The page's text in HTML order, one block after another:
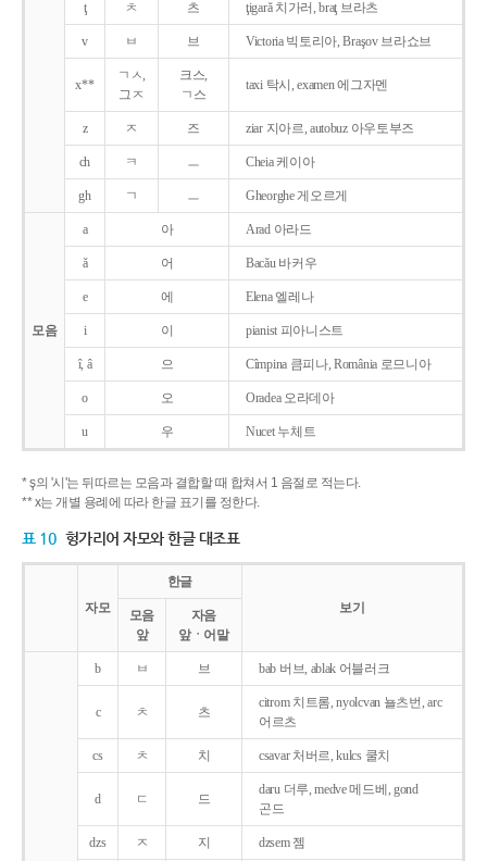
ţ ㅊ 츠 ţigarǎ 치가러, braţ 브라츠
v ㅂ 브 Victoria 빅토리아, Braşov 브라쇼브
x**
ㄱㅅ,
그ㅈ
크스,
ㄱ스
taxi 탁시, examen 에그자멘
z ㅈ 즈 ziar 지아르, autobuz 아우토부즈
ch ㅋ ㅡ Cheia 케이아
gh ㄱ ㅡ Gheorghe 게오르게
모음
a 아 Arad 아라드
ǎ 어 Bacǎu 바커우
e 에 Elena 엘레나
i 이 pianist 피아니스트
î, â 으 Cîmpina 큼피나, România 로므니아
o 오 Oradea 오라데아
u 우 Nucet 누체트
* ş의 '시'는 뒤따르는 모음과 결합할 때 합쳐서 1 음절로 적는다.
** x는 개별 용례에 따라 한글 표기를 정한다.
표 10 헝가리어 자모와 한글 대조표
자모
한글
보기
모음
앞
자음
앞ㆍ어말
b ㅂ 브 bab 버브, ablak 어블러크
c ㅊ 츠
citrom 치트롬, nyolcvan 뇰츠번, arc
어르츠
cs ㅊ 치 csavar 처버르, kulcs 쿨치
d ㄷ 드
daru 더루, medve 메드베, gond
곤드
dzs ㅈ 지 dzsem 젬